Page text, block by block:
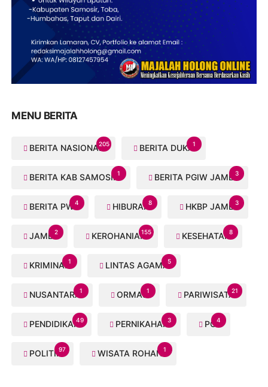
MENU BERITA
BERITA NASIONAL205 BERITA DUKA1
BERITA KAB SAMOSIR1 BERITA PGIW JAMBI3
BERITA PWI4 HIBURAN8 HKBP JAMBI3
JAMBI2 KEROHANIAN155 KESEHATAN8
KRIMINAL1 LINTAS AGAMA5
NUSANTARA1 ORMAS1 PARIWISATA21
PENDIDIKAN49 PERNIKAHAN3 PGI4
POLITIK97 WISATA ROHANI1